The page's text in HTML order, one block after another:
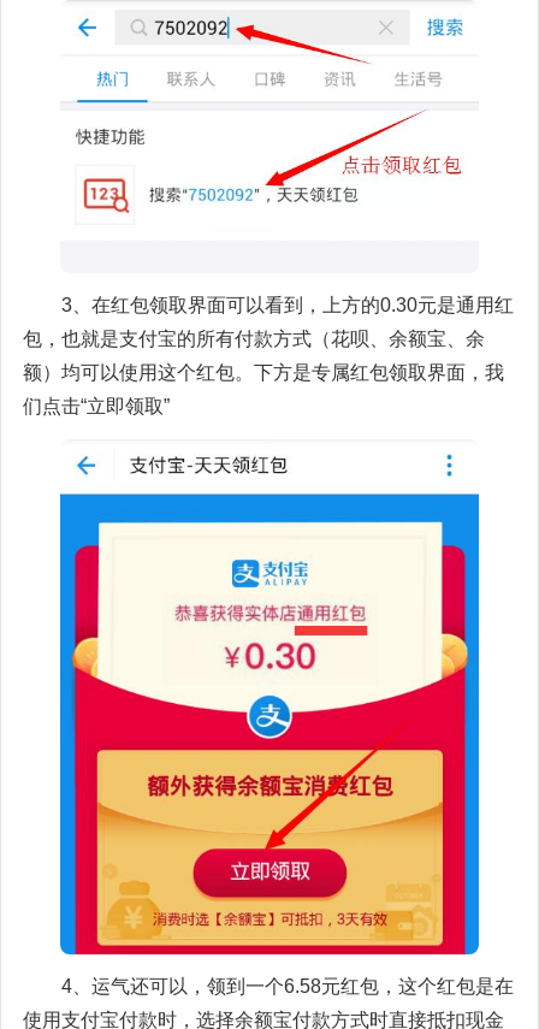
3、在红包领取界面可以看到，上方的0.30元是通用红
包，也就是支付宝的所有付款方式（花呗、余额宝、余
额）均可以使用这个红包。下方是专属红包领取界面，我
们点击“立即领取”
4、运气还可以，领到一个6.58元红包，这个红包是在
使用支付宝付款时，选择余额宝付款方式时直接抵扣现金